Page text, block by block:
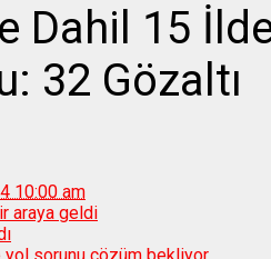
Dahil 15 İlde
32 Gözaltı
10:00 am
araya geldi
yol sorunu çözüm bekliyor